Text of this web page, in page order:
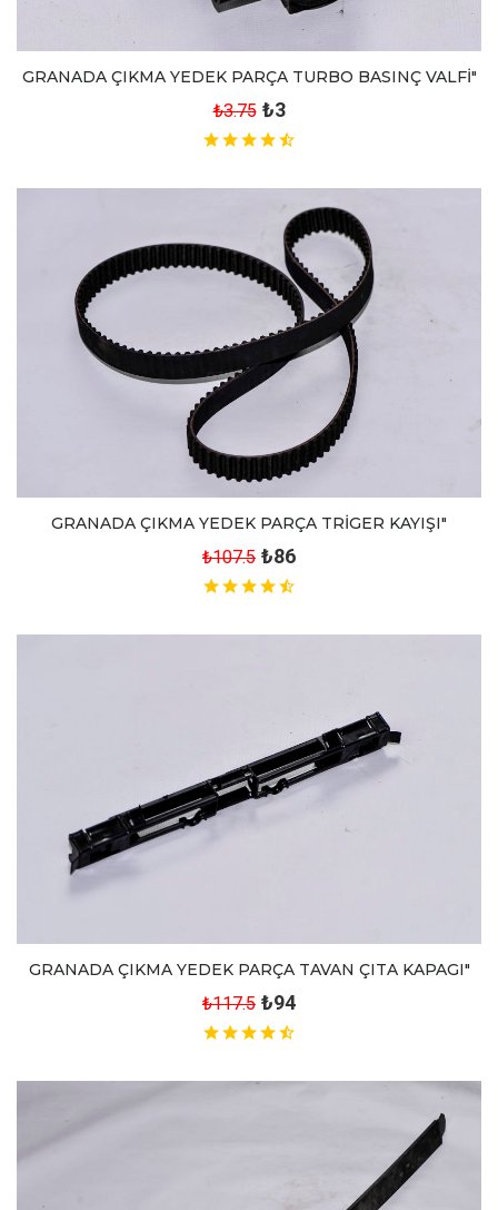
GRANADA ÇIKMA YEDEK PARÇA TURBO BASINÇ VALFİ"
₺3.75 ₺3
GRANADA ÇIKMA YEDEK PARÇA TRİGER KAYIŞI"
₺107.5 ₺86
GRANADA ÇIKMA YEDEK PARÇA TAVAN ÇITA KAPAGI"
₺117.5 ₺94